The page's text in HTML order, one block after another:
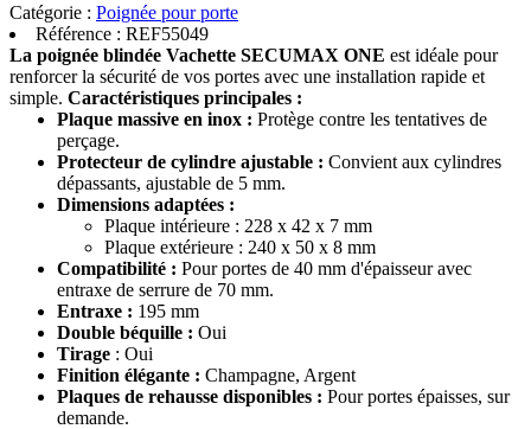
Catégorie : Poignée pour porte
Référence : REF55049
La poignée blindée Vachette SECUMAX ONE est idéale pour
renforcer la sécurité de vos portes avec une installation rapide et
simple. Caractéristiques principales :
Plaque massive en inox : Protège contre les tentatives de
perçage.
Protecteur de cylindre ajustable : Convient aux cylindres
dépassants, ajustable de 5 mm.
Dimensions adaptées :
Plaque intérieure : 228 x 42 x 7 mm
Plaque extérieure : 240 x 50 x 8 mm
Compatibilité : Pour portes de 40 mm d'épaisseur avec
entraxe de serrure de 70 mm.
Entraxe : 195 mm
Double béquille : Oui
Tirage : Oui
Finition élégante : Champagne, Argent
Plaques de rehausse disponibles : Pour portes épaisses, sur
demande.